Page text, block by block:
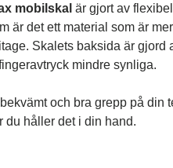
mobilskal är gjort av
är det ett material som är
Skalets baksida är gjord
mindre synliga.
och bra grepp på din
du håller det i din hand.